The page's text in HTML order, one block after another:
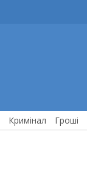
Кримінал Гроші